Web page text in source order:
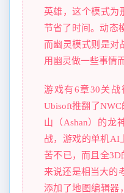
英雄，这个模式为
节省了时间。动态
而幽灵模式则是对
用幽灵做一些事情
游戏有6章30关
Ubisoft推翻了
山（Ashan）的龙
战，游戏的单机AI
苦不已，而且全
来说还是相当大的
添加了地图编辑器